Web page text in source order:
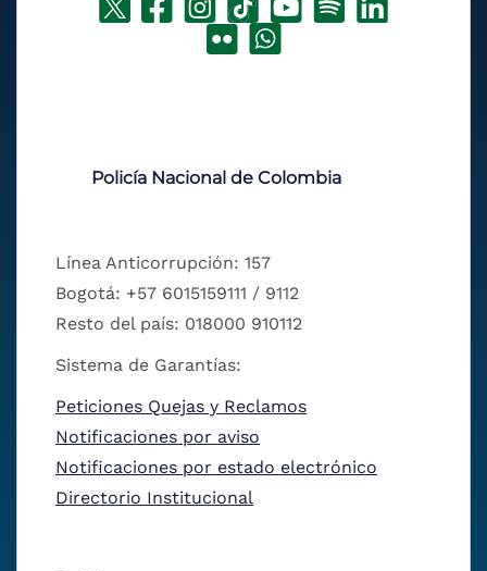
Policía Nacional de Colombia
Línea Anticorrupción: 157
Bogotá: +57 6015159111 / 9112
Resto del país: 018000 910112
Sistema de Garantías:
Peticiones Quejas y Reclamos
Notificaciones por aviso
Notificaciones por estado electrónico
Directorio Institucional